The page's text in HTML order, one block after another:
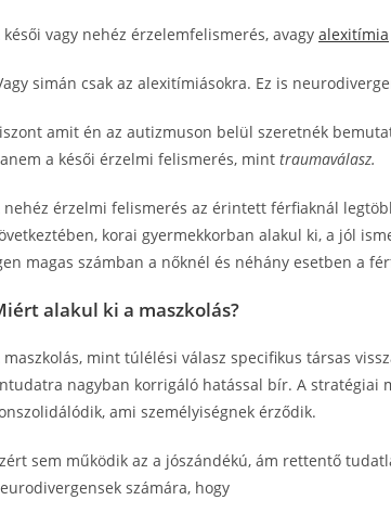
késői vagy nehéz érzelemfelismerés, avagy alexitímia
simán csak az alexitímiásokra. Ez is
amit én az autizmuson belül szeretnék
a késői érzelmi felismerés, mint traumaválasz.
nehéz érzelmi felismerés az érintett férfiaknál
korai gyermekkorban alakul ki, a jól
magas számban a nőknél és néhány esetben a
alakul ki a maszkolás?
maszkolás, mint túlélési válasz specifikus társas
nagyban korrigáló hatással bír. A stratégiai
ami személyiségnek érződik.
sem működik az a jószándékú, ám rettentő
számára, hogy